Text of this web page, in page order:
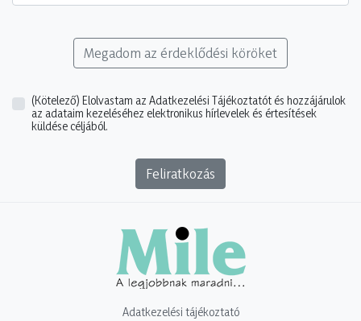
Megadom az érdeklődési köröket
(Kötelező) Elolvastam az Adatkezelési Tájékoztatót és hozzájárulok
az adataim kezeléséhez elektronikus hírlevelek és értesítések
küldése céljából.
Feliratkozás
Adatkezelési tájékoztató